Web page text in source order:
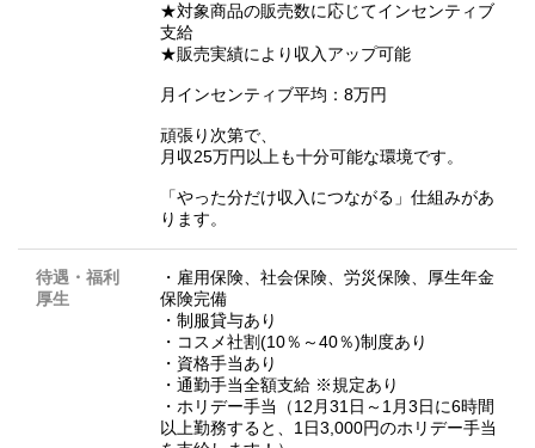
★対象商品の販売数に応じてインセンティブ
支給
★販売実績により収入アップ可能
月インセンティブ平均：8万円
頑張り次第で、
月収25万円以上も十分可能な環境です。
「やった分だけ収入につながる」仕組みがあ
ります。
待遇・福利
厚生
・雇用保険、社会保険、労災保険、厚生年金
保険完備
・制服貸与あり
・コスメ社割(10％～40％)制度あり
・資格手当あり
・通勤手当全額支給 ※規定あり
・ホリデー手当（12月31日～1月3日に6時間
以上勤務すると、1日3,000円のホリデー手当